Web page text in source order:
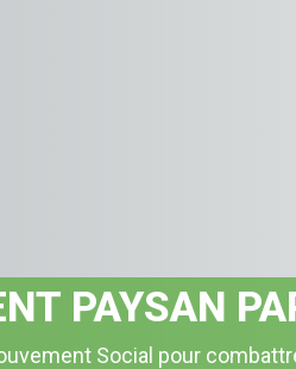
PAYSAN
organise pour combattre les